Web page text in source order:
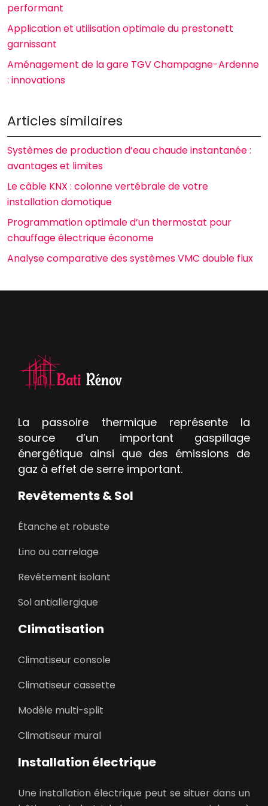
performant
Application et utilisation optimale du prestonett
garnissant
Aménagement de la gare TGV Champagne-Ardenne
: innovations
Articles similaires
Systèmes de production d’eau chaude instantanée :
avantages et limites
Le câble KNX : colonne vertébrale de votre
installation domotique
Programmation optimale d’un thermostat pour
chauffage électrique économe
Analyse comparative des systèmes VMC double flux
La passoire thermique représente la
source d’un important gaspillage
énergétique ainsi que des émissions de
gaz à effet de serre important.
Revêtements & Sol
Étanche et robuste
Lino ou carrelage
Revêtement isolant
Sol antiallergique
Climatisation
Climatiseur console
Climatiseur cassette
Modèle multi-split
Climatiseur mural
Installation électrique
Une installation électrique peut se situer dans un